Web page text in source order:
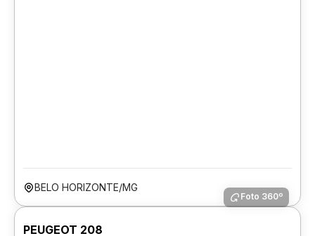
BELO HORIZONTE/MG
Foto 360º
PEUGEOT 208